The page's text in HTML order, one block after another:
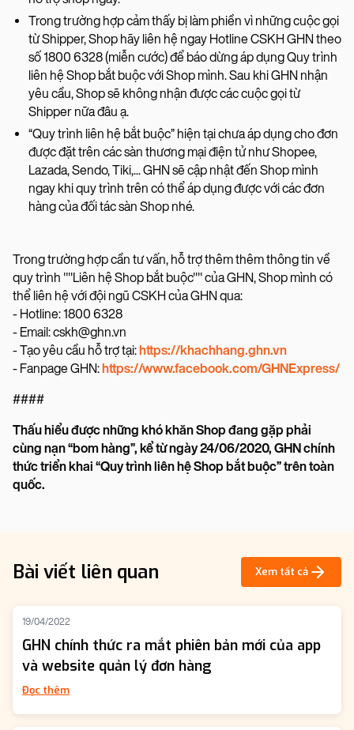
Trong trường hợp cảm thấy bị làm phiền vì những cuộc gọi
từ Shipper, Shop hãy liên hệ ngay Hotline CSKH GHN theo
số 1800 6328 (miễn cước) để báo dừng áp dụng Quy trình
liên hệ Shop bắt buộc với Shop mình. Sau khi GHN nhận
yêu cầu, Shop sẽ không nhận được các cuộc gọi từ
Shipper nữa đâu ạ.
“Quy trình liên hệ bắt buộc” hiện tại chưa áp dụng cho đơn
được đặt trên các sàn thương mại điện tử như Shopee,
Lazada, Sendo, Tiki,... GHN sẽ cập nhật đến Shop mình
ngay khi quy trình trên có thể áp dụng được với các đơn
hàng của đối tác sàn Shop nhé.
Trong trường hợp cần tư vấn, hỗ trợ thêm thêm thông tin về
quy trình ""Liên hệ Shop bắt buộc"" của GHN, Shop mình có
thể liên hệ với đội ngũ CSKH của GHN qua:
- Hotline: 1800 6328
- Email: cskh@ghn.vn
- Tạo yêu cầu hỗ trợ tại: https://khachhang.ghn.vn
- Fanpage GHN: https://www.facebook.com/GHNExpress/
####
Thấu hiểu được những khó khăn Shop đang gặp phải
cùng nạn “bom hàng”, kể từ ngày 24/06/2020, GHN chính
thức triển khai “Quy trình liên hệ Shop bắt buộc” trên toàn
quốc.
Bài viết liên quan Xem tất cả
19/04/2022
GHN chính thức ra mắt phiên bản mới của app
và website quản lý đơn hàng
Đọc thêm